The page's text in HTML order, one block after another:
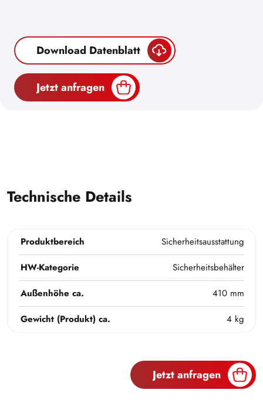
Download Datenblatt
Jetzt anfragen
Technische Details
Produktbereich
Sicherheitsausstattung
HW-Kategorie
Sicherheitsbehälter
Außenhöhe ca.
410 mm
Gewicht (Produkt) ca.
4 kg
Jetzt anfragen